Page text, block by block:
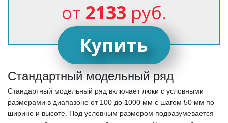
от 2133 руб.
Купить
Стандартный модельный ряд
Стандартный модельный ряд включает люки с условными
размерами в диапазоне от 100 до 1000 мм с шагом 50 мм по
ширине и высоте. Под условным размером подразумевается